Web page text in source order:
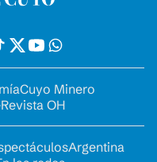
Cuyo Minero
Revista OH
Argentina